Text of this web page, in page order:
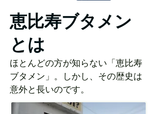
恵比寿ブタメン
とは
ほとんどの方が知らない「恵比寿
ブタメン」。しかし、その歴史は
意外と長いのです。